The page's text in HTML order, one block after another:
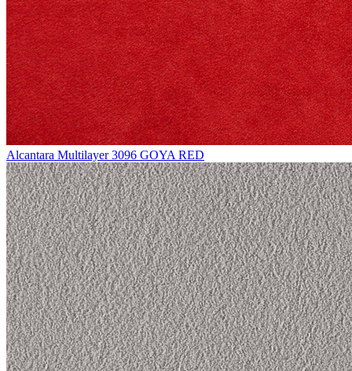
Alcantara Multilayer 3096 GOYA RED